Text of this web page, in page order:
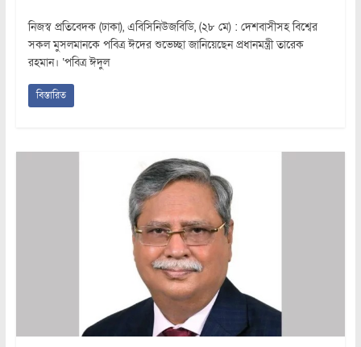
নিজস্ব প্রতিবেদক (ঢাকা), এবিসিনিউজবিডি, (২৮ মে) : দেশবাসীসহ বিশ্বের
সকল মুসলমানকে পবিত্র ঈদের শুভেচ্ছা জানিয়েছেন প্রধানমন্ত্রী তারেক
রহমান। ‘পবিত্র ঈদুল
বিস্তারিত